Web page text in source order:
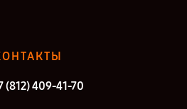
(812) 409-41-70